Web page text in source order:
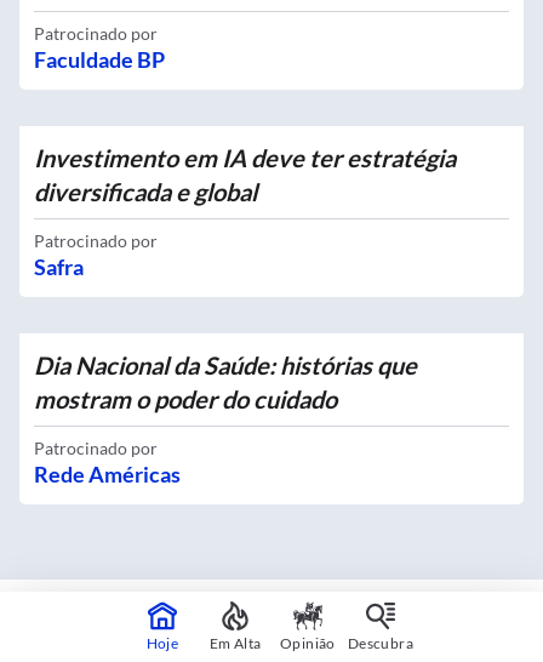
Patrocinado por
Faculdade BP
Investimento em IA deve ter estratégia
diversificada e global
Patrocinado por
Safra
Dia Nacional da Saúde: histórias que
mostram o poder do cuidado
Patrocinado por
Rede Américas
Mapas interativos
Hoje Em Alta Opinião Descubra